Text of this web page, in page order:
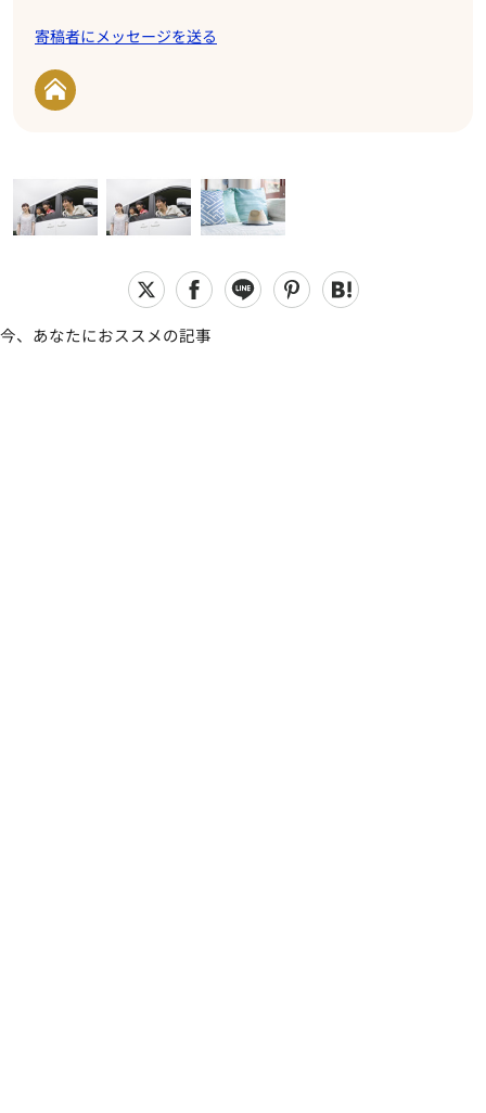
寄稿者にメッセージを送る
今、あなたにおススメの記事